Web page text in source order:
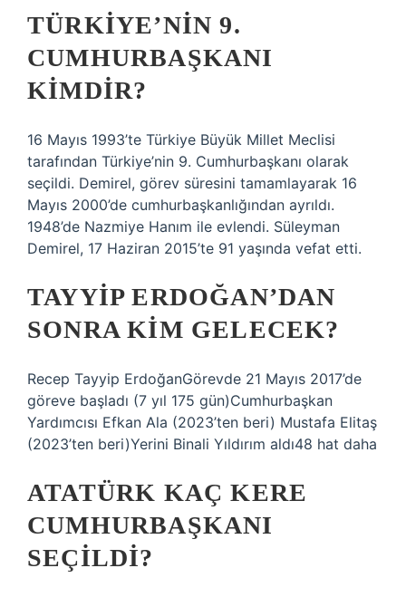
TÜRKIYE’NIN 9.
CUMHURBAŞKANI
KIMDIR?
16 Mayıs 1993’te Türkiye Büyük Millet Meclisi
tarafından Türkiye’nin 9. Cumhurbaşkanı olarak
seçildi. Demirel, görev süresini tamamlayarak 16
Mayıs 2000’de cumhurbaşkanlığından ayrıldı.
1948’de Nazmiye Hanım ile evlendi. Süleyman
Demirel, 17 Haziran 2015’te 91 yaşında vefat etti.
TAYYIP ERDOĞAN’DAN
SONRA KIM GELECEK?
Recep Tayyip ErdoğanGörevde 21 Mayıs 2017’de
göreve başladı (7 yıl 175 gün)Cumhurbaşkan
Yardımcısı Efkan Ala (2023’ten beri) Mustafa Elitaş
(2023’ten beri)Yerini Binali Yıldırım aldı48 hat daha
ATATÜRK KAÇ KERE
CUMHURBAŞKANI
SEÇILDI?